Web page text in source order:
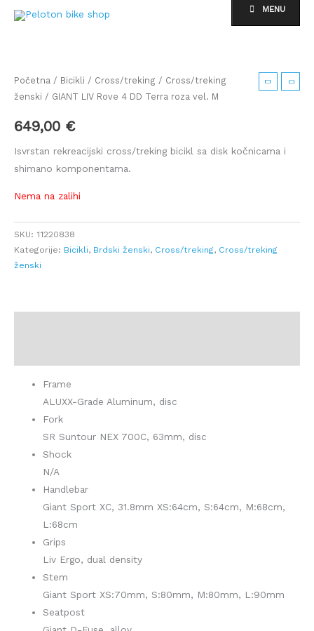
Skip
MENU
Početna / Bicikli / Cross/treking / Cross/treking
ženski / GIANT LIV Rove 4 DD Terra roza vel. M
649,00 €
Isvrstan rekreacijski cross/treking bicikl sa disk kočnicama i
shimano komponentama.
Nema na zalihi
SKU: 11220838
Kategorije: Bicikli, Brdski ženski, Cross/treking, Cross/treking
ženski
Frame
ALUXX-Grade Aluminum, disc
Fork
SR Suntour NEX 700C, 63mm, disc
Shock
N/A
Handlebar
Giant Sport XC, 31.8mm XS:64cm, S:64cm, M:68cm,
L:68cm
Grips
Liv Ergo, dual density
Stem
Giant Sport XS:70mm, S:80mm, M:80mm, L:90mm
Seatpost